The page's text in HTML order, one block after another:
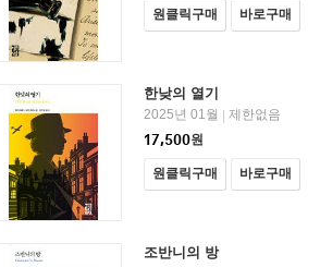
원클릭구매 바로구매
한낮의 열기
2025년 01월 | 제한없음
17,500원
원클릭구매 바로구매
조반니의 방